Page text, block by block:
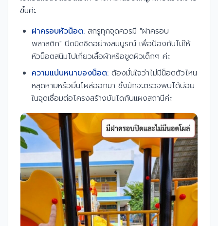
ขึ้นค่ะ
ฝาครอบหัวน็อต: สกรูทุกจุดควรมี "ฝาครอบ
พลาสติก" ปิดมิดชิดอย่างสมบูรณ์ เพื่อป้องกันไม่ให้
หัวน็อตสนิมไปเกี่ยวเสื้อผ้าหรือขูดผิวเด็กๆ ค่ะ
ความแน่นหนาของน็อต: ต้องมั่นใจว่าไม่มีน็อตตัวไหน
หลุดหายหรือยื่นโผล่ออกมา ซึ่งมักจะตรวจพบได้บ่อย
ในจุดเชื่อมต่อโครงสร้างบันไดกับแผงสถานีค่ะ